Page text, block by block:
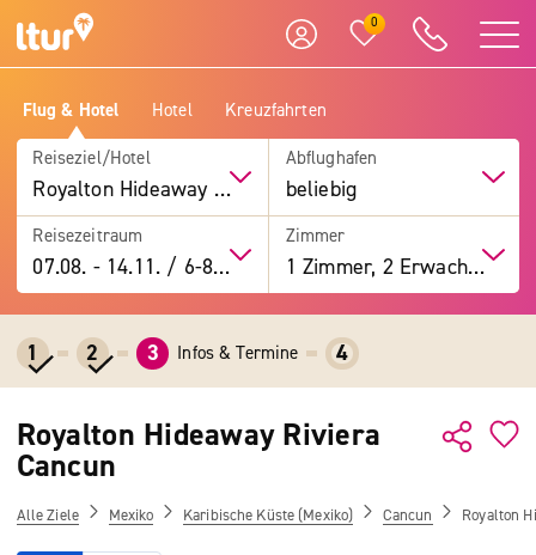
0
Flug & Hotel Hotel Kreuzfahrten
Reiseziel/Hotel
Royalton Hideaway Riviera Cancun
Abflughafen
beliebig
Reisezeitraum
07.08. -14.11. / 6-8 Tage
Zimmer
1 Zimmer, 2 Erwachsene
1 2 3 Infos & Termine 4
Royalton Hideaway Riviera
Cancun
Alle Ziele Mexiko Karibische Küste (Mexiko) Cancun Royalton